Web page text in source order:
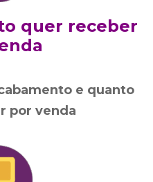
quer receber
e quanto
por venda